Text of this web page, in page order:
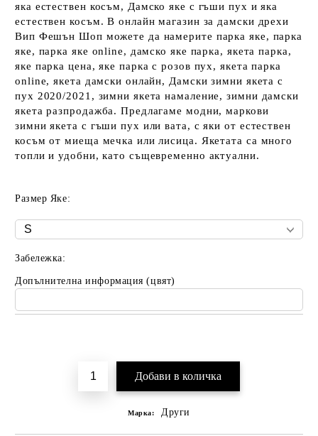
яка естествен косъм, Дамско яке с гъши пух и яка
естествен косъм. В онлайн магазин за дамски дрехи
Вип Фешън Шоп можете да намерите парка яке, парка
яке, парка яке online, дамско яке парка, якета парка,
яке парка цена, яке парка с розов пух, якета парка
online, якета дамски онлайн, Дамски зимни якета с
пух 2020/2021, зимни якета намаление, зимни дамски
якета разпродажба. Предлагаме модни, маркови
зимни якета с гъши пух или вата, с яки от естествен
косъм от миеща мечка или лисица. Якетата са много
топли и удобни, като същевременно актуални.
Размер Яке:
Забележка:
Допълнителна информация (цвят)
Марка: Други